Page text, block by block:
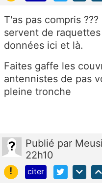
T'as pas compris
servent de
données ici et là.
Faites gaffe les
antennistes de pas
pleine tronche
Publié par
22h10
!
citer